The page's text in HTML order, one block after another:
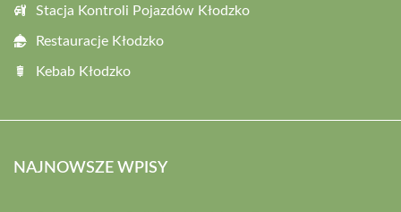
Stacja Kontroli Pojazdów Kłodzko
Restauracje Kłodzko
Kebab Kłodzko
NAJNOWSZE WPISY